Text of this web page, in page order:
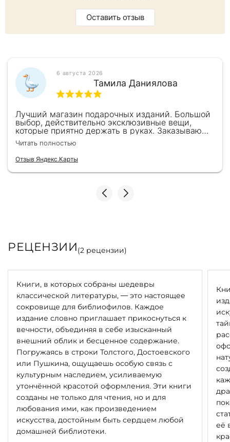
Оставить отзыв
6 августа 2026
Тамила Даниялова
Лучший магазин подарочных изданий. Большой
выбор, действительно эксклюзивные вещи,
которые приятно держать в руках. Заказываю
здесь уже второй раз для бизнес-партнеров,
всегда всё безупречно — от общения с
консультантами до качества самих книг.
Однозначно рекомендую
Читать полностью
Отзыв Яндекс.Карты
РЕЦЕНЗИИ(2 рецензии)
Книги, в которых собраны шедевры
классической литературы, — это настоящее
сокровище для библиофилов. Каждое
издание словно приглашает прикоснуться к
вечности, объединяя в себе изысканный
внешний облик и бесценное содержание.
Погружаясь в строки Толстого, Достоевского
или Пушкина, ощущаешь особую связь с
культурным наследием, усиливаемую
утончённой красотой оформления. Эти книги
созданы не только для чтения, но и для
любования ими, как произведением
искусства, достойным быть сердцем любой
домашней библиотеки.
её